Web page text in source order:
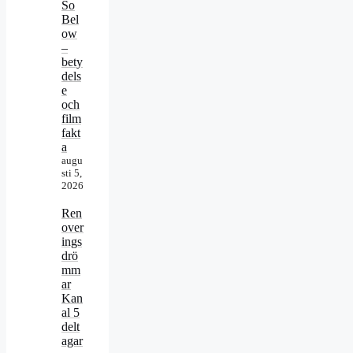
So
Bel
ow
–
bety
dels
e
och
film
fakt
a
augu
sti 5,
2026
Ren
over
ings
drö
mm
ar
Kan
al 5
delt
agar